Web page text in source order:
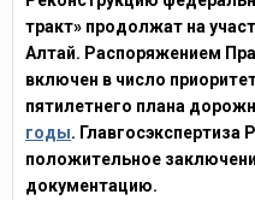
тракт» продолжат на
Алтай. Распоряжением
включен в число
пятилетнего плана
годы. Главгосэкспертиза
положительное
документацию.